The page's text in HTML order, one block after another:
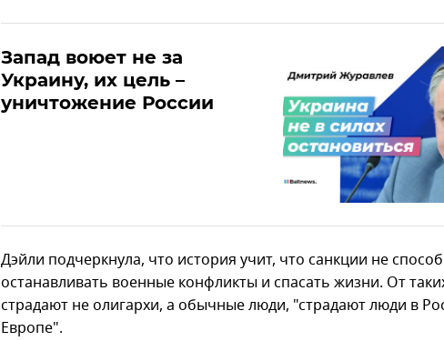
Запад воюет не за
Украину, их цель –
уничтожение России
Дэйли подчеркнула, что история учит, что санкции не
останавливать военные конфликты и спасать жизни. От
страдают не олигархи, а обычные люди, "страдают люди в
Европе".